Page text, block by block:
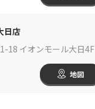
日店
18 イオンモール大日4F
地図